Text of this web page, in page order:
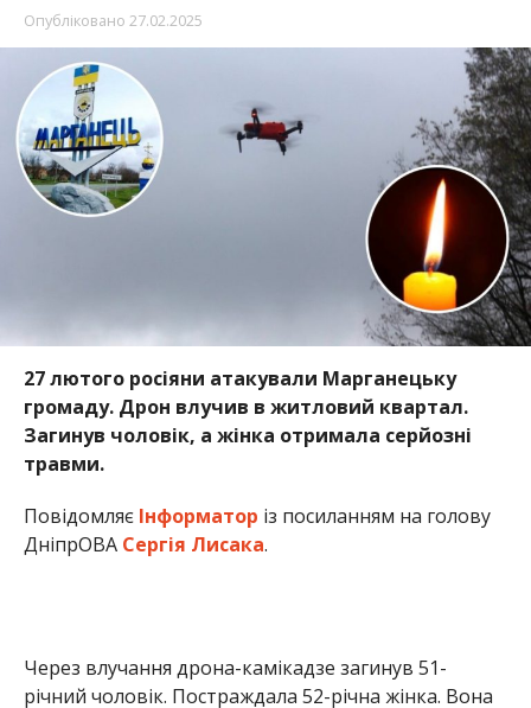
Опубліковано 27.02.2025
27 лютого росіяни атакували Марганецьку
громаду. Дрон влучив в житловий квартал.
Загинув чоловік, а жінка отримала серйозні
травми.
Повідомляє Інформатор із посиланням на голову
ДніпрОВА Сергія Лисака.
Через влучання дрона-камікадзе загинув 51-
річний чоловік. Постраждала 52-річна жінка. Вона